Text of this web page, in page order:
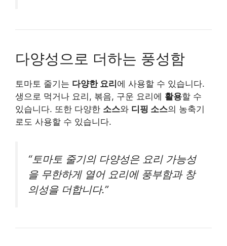
다양성으로 더하는 풍성함
토마토 줄기는 다양한 요리 에 사용할 수 있습니다.
생으로 먹거나 요리, 볶음, 구운 요리에 활용할 수
있습니다. 또한 다양한 소스와 디핑 소스의 농축기
로도 사용할 수 있습니다.
“토마토 줄기의 다양성은 요리 가능성
을 무한하게 열어 요리에 풍부함과 창
의성을 더합니다.”